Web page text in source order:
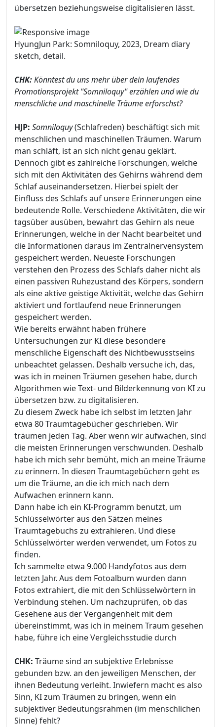
übersetzen beziehungsweise digitalisieren lässt.
HyungJun Park: Somniloquy, 2023, Dream diary
sketch, detail.
CHK:Könntest du uns mehr über dein laufendes
Promotionsprojekt "Somniloquy" erzählen und wie du
menschliche und maschinelle Träume erforschst?
HJP: Somniloquy(Schlafreden) beschäftigt sich mit
menschlichen und maschinellen Träumen. Warum
man schläft, ist an sich nicht genau geklärt.
Dennoch gibt es zahlreiche Forschungen, welche
sich mit den Aktivitäten des Gehirns während dem
Schlaf auseinandersetzen. Hierbei spielt der
Einfluss des Schlafs auf unsere Erinnerungen eine
bedeutende Rolle. Verschiedene Aktivitäten, die wir
tagsüber ausüben, bewahrt das Gehirn als neue
Erinnerungen, welche in der Nacht bearbeitet und
die Informationen daraus im Zentralnervensystem
gespeichert werden. Neueste Forschungen
verstehen den Prozess des Schlafs daher nicht als
einen passiven Ruhezustand des Körpers, sondern
als eine aktive geistige Aktivität, welche das Gehirn
aktiviert und fortlaufend neue Erinnerungen
gespeichert werden.
Wie bereits erwähnt haben frühere
Untersuchungen zur KI diese besondere
menschliche Eigenschaft des Nichtbewusstseins
unbeachtet gelassen. Deshalb versuche ich, das,
was ich in meinen Träumen gesehen habe, durch
Algorithmen wie Text- und Bilderkennung von KI zu
übersetzen bzw. zu digitalisieren.
Zu diesem Zweck habe ich selbst im letzten Jahr
etwa 80 Traumtagebücher geschrieben. Wir
träumen jeden Tag. Aber wenn wir aufwachen, sind
die meisten Erinnerungen verschwunden. Deshalb
habe ich mich sehr bemüht, mich an meine Träume
zu erinnern. In diesen Traumtagebüchern geht es
um die Träume, an die ich mich nach dem
Aufwachen erinnern kann.
Dann habe ich ein KI-Programm benutzt, um
Schlüsselwörter aus den Sätzen meines
Traumtagebuchs zu extrahieren. Und diese
Schlüsselwörter werden verwendet, um Fotos zu
finden.
Ich sammelte etwa 9.000 Handyfotos aus dem
letzten Jahr. Aus dem Fotoalbum wurden dann
Fotos extrahiert, die mit den Schlüsselwörtern in
Verbindung stehen. Um nachzuprüfen, ob das
Gesehene aus der Vergangenheit mit dem
übereinstimmt, was ich in meinem Traum gesehen
habe, führe ich eine Vergleichsstudie durch
CHK: Träume sind an subjektive Erlebnisse
gebunden bzw. an den jeweiligen Menschen, der
ihnen Bedeutung verleiht. Inwiefern macht es also
Sinn, KI zum Träumen zu bringen, wenn ein
subjektiver Bedeutungsrahmen (im menschlichen
Sinne) fehlt?